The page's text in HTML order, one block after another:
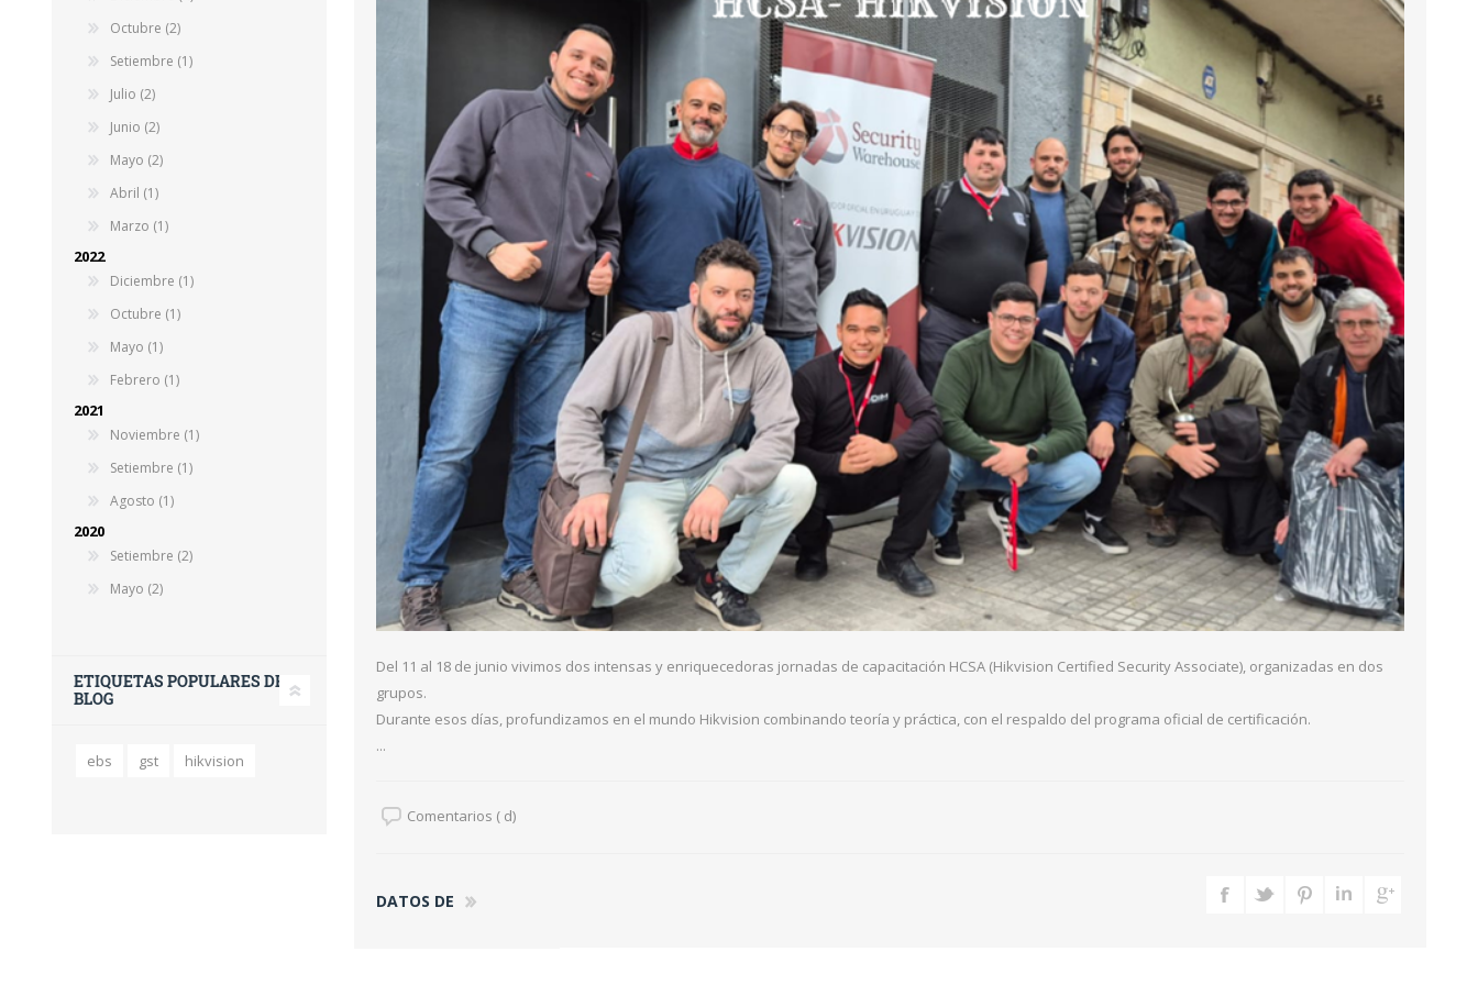
Del 11 al 18 de junio vivimos dos intensas y enriquecedoras jornadas de capacitación HCSA (Hikvision Certified Security Associate), organizadas en dos
grupos.
Durante esos días, profundizamos en el mundo Hikvision combinando teoría y práctica, con el respaldo del programa oficial de certificación.
...
Comentarios ( d)
DATOS DE
Octubre (2)
Setiembre (1)
Julio (2)
Junio (2)
Mayo (2)
Abril (1)
Marzo (1)
2022
Diciembre (1)
Octubre (1)
Mayo (1)
Febrero (1)
2021
Noviembre (1)
Setiembre (1)
Agosto (1)
2020
Setiembre (2)
Mayo (2)
ETIQUETAS POPULARES DEL
BLOG
ebs gst hikvision